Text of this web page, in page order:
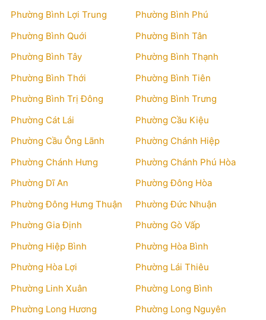
Phường Bình Lợi Trung
Phường Bình Phú
Phường Bình Quới
Phường Bình Tân
Phường Bình Tây
Phường Bình Thạnh
Phường Bình Thới
Phường Bình Tiên
Phường Bình Trị Đông
Phường Bình Trưng
Phường Cát Lái
Phường Cầu Kiệu
Phường Cầu Ông Lãnh
Phường Chánh Hiệp
Phường Chánh Hưng
Phường Chánh Phú Hòa
Phường Dĩ An
Phường Đông Hòa
Phường Đông Hưng Thuận
Phường Đức Nhuận
Phường Gia Định
Phường Gò Vấp
Phường Hiệp Bình
Phường Hòa Bình
Phường Hòa Lợi
Phường Lái Thiêu
Phường Linh Xuân
Phường Long Bình
Phường Long Hương
Phường Long Nguyên